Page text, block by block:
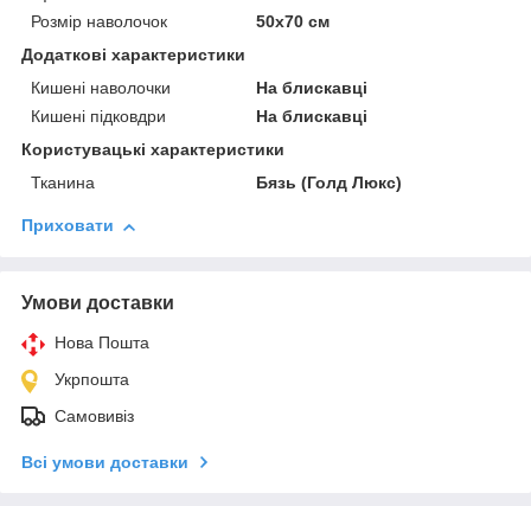
Розмір наволочок
50х70 см
Додаткові характеристики
Кишені наволочки
На блискавці
Кишені підковдри
На блискавці
Користувацькi характеристики
Тканина
Бязь (Голд Люкс)
Приховати
Умови доставки
Нова Пошта
Укрпошта
Самовивіз
Всі умови доставки